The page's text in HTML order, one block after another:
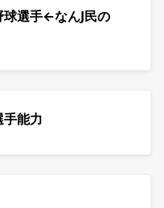
球選手←なんJ民の
能力